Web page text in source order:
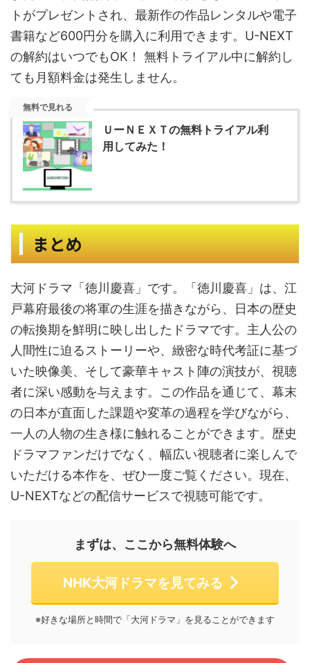
トがプレゼントされ、最新作の作品レンタルや電子
書籍など600円分を購入に利用できます。U-NEXT
の解約はいつでもOK！ 無料トライアル中に解約し
ても月額料金は発生しません。
無料で見れる
ＵーＮＥＸＴの無料トライアル利
用してみた！
まとめ
大河ドラマ「徳川慶喜」です。「徳川慶喜」は、江
戸幕府最後の将軍の生涯を描きながら、日本の歴史
の転換期を鮮明に映し出したドラマです。主人公の
人間性に迫るストーリーや、緻密な時代考証に基づ
いた映像美、そして豪華キャスト陣の演技が、視聴
者に深い感動を与えます。この作品を通じて、幕末
の日本が直面した課題や変革の過程を学びながら、
一人の人物の生き様に触れることができます。歴史
ドラマファンだけでなく、幅広い視聴者に楽しんで
いただける本作を、ぜひ一度ご覧ください。現在、
U-NEXTなどの配信サービスで視聴可能です。
まずは、ここから無料体験へ
NHK大河ドラマを見てみる
※好きな場所と時間で「大河ドラマ」を見ることができます